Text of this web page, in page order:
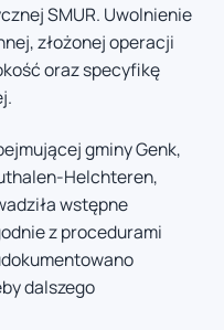
SMUR. Uwolnienie
złożonej operacji
oraz specyfikę
gminy Genk,
Helchteren,
wstępne
z procedurami
dalszego